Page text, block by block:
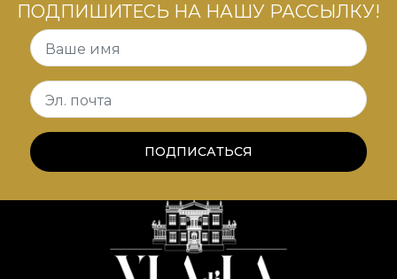
ПОДПИШИТЕСЬ НА НАШУ РАССЫЛКУ!
Ваше имя
Эл. почта
ПОДПИСАТЬСЯ